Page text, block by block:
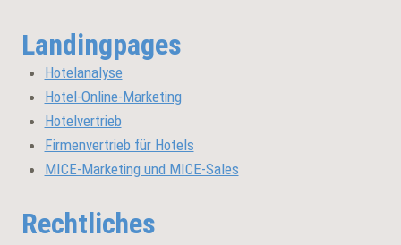
Landingpages
Hotelanalyse
Hotel-Online-Marketing
Hotelvertrieb
Firmenvertrieb für Hotels
MICE-Marketing und MICE-Sales
Rechtliches